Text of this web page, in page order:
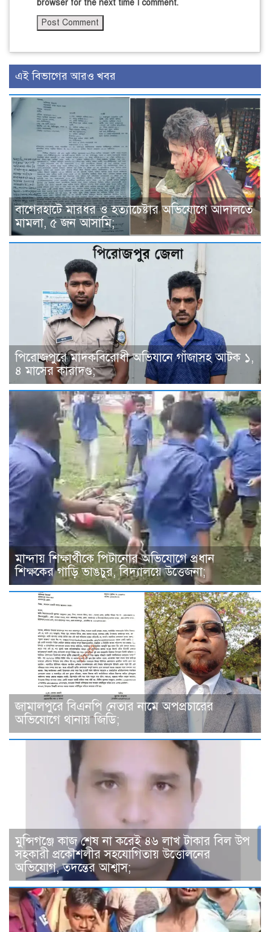
browser for the next time I comment.
এই বিভাগের আরও খবর
বাগেরহাটে মারধর ও হত্যাচেষ্টার অভিযোগে আদালতে
মামলা, ৫ জন আসামি;
পিরোজপুরে মাদকবিরোধী অভিযানে গাঁজাসহ আটক ১,
৪ মাসের কারাদণ্ড;
মান্দায় শিক্ষার্থীকে পিটানোর অভিযোগে প্রধান
শিক্ষকের গাড়ি ভাঙচুর, বিদ্যালয়ে উত্তেজনা;
জামালপুরে বিএনপি নেতার নামে অপপ্রচারের
অভিযোগে থানায় জিডি;
মুন্সিগঞ্জে কাজ শেষ না করেই ৪৬ লাখ টাকার বিল উপ
সহকারী প্রকৌশলীর সহযোগিতায় উত্তোলনের
অভিযোগ, তদন্তের আশ্বাস;